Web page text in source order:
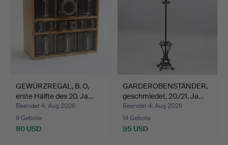
GEWÜRZREGAL, B. O,
erste Hälfte des 20. Ja…
Beendet 4. Aug 2026
9 Gebote
80 USD
GARDEROBENSTÄNDER,
geschmiedet, 20./21. Ja…
Beendet 4. Aug 2026
14 Gebote
95 USD